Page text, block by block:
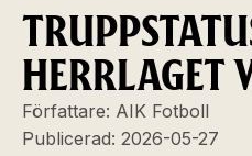
Författare: AIK Fotboll
Publicerad: 2026-05-27